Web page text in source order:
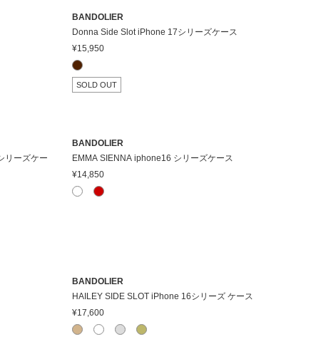
BANDOLIER
Donna Side Slot iPhone 17シリーズケース
¥15,950
SOLD OUT
リーズケー
BANDOLIER
EMMA SIENNA iphone16 シリーズケース
¥14,850
BANDOLIER
HAILEY SIDE SLOT iPhone 16シリーズ ケース
¥17,600